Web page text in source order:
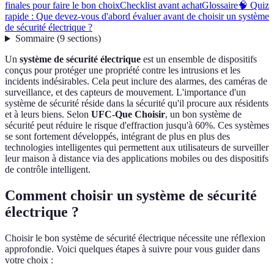
finales pour faire le bon choixChecklist avant achatGlossaire🧠 Quiz
rapide : Que devez-vous d'abord évaluer avant de choisir un système
de sécurité électrique ?
Sommaire(9 sections)
Un système de sécurité électrique est un ensemble de dispositifs
conçus pour protéger une propriété contre les intrusions et les
incidents indésirables. Cela peut inclure des alarmes, des caméras de
surveillance, et des capteurs de mouvement. L'importance d'un
système de sécurité réside dans la sécurité qu'il procure aux résidents
et à leurs biens. Selon UFC-Que Choisir, un bon système de
sécurité peut réduire le risque d'effraction jusqu'à 60%. Ces systèmes
se sont fortement développés, intégrant de plus en plus des
technologies intelligentes qui permettent aux utilisateurs de surveiller
leur maison à distance via des applications mobiles ou des dispositifs
de contrôle intelligent.
Comment choisir un système de sécurité
électrique ?
Choisir le bon système de sécurité électrique nécessite une réflexion
approfondie. Voici quelques étapes à suivre pour vous guider dans
votre choix :